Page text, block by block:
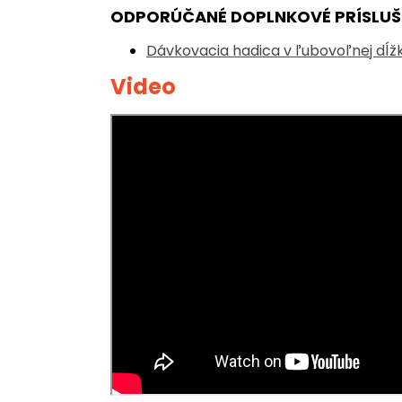
ODPORÚČANÉ DOPLNKOVÉ
Dávkovacia hadica v ľubovoľnej
Video